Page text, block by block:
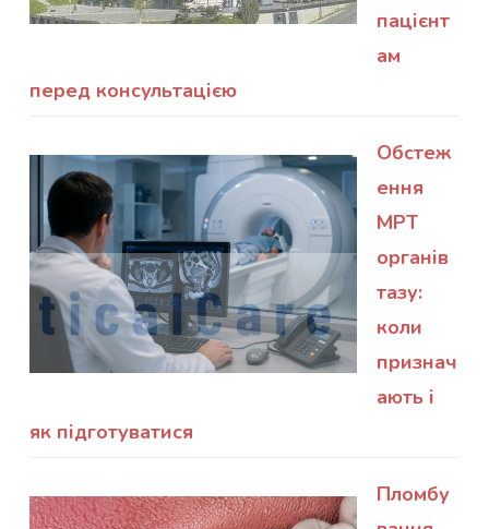
пацієнт
ам
перед консультацією
Обстеж
ення
МРТ
органів
тазу:
коли
признач
ають і
як підготуватися
Пломбу